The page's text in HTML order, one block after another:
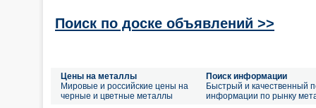
Поиск по доске объявлений >>
Цены на металлы
Мировые и российские цены на
черные и цветные металлы
Поиск информации
Быстрый и качественный
информации по рынку